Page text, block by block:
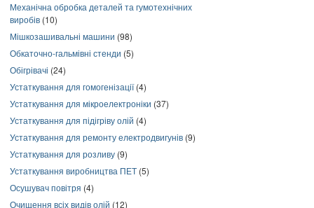
Механічна обробка деталей та гумотехнічних
виробів (10)
Мішкозашивальні машини (98)
Обкаточно-гальмівні стенди (5)
Обігрівачі (24)
Устаткування для гомогенізації(4)
Устаткування для мікроелектроніки (37)
Устаткування для підігріву олій (4)
Устаткування для ремонту електродвигунів (9)
Устаткування для розливу (9)
Устаткування виробництва ПЕТ (5)
Осушувач повітря (4)
Очищення всіх видів олій (12)